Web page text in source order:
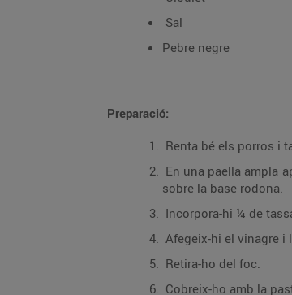
Sal
Pebre negre
Preparació:
Renta bé els porros i
En una paella ampla
sobre la base rodona.
Incorpora-hi ¼ de
Afegeix-hi el vinagre i
Retira-ho del foc.
Cobreix-ho amb la